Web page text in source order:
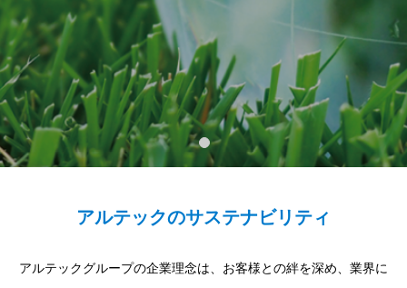
アルテックのサステナビリティ
アルテックグループの企業理念は、お客様との絆を深め、業界に